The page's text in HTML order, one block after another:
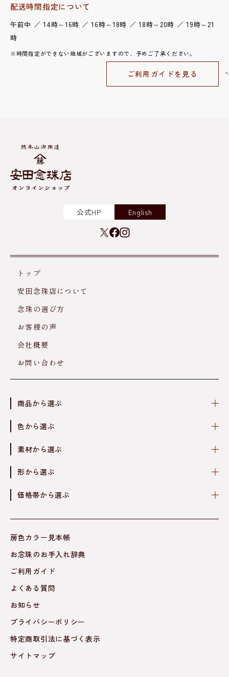
配送時間指定について
午前中 ／ 14時～16時 ／ 16時～18時 ／ 18時～20時 ／ 19時～21
時
※時間指定ができない地域がございますので、予めご了承ください。
ご利用ガイドを見る
公式HP English
トップ
安田念珠店について
念珠の選び方
お客様の声
会社概要
お問い合わせ
商品から選ぶ
色から選ぶ
素材から選ぶ
形から選ぶ
価格帯から選ぶ
房色カラー見本帳
お念珠のお手入れ辞典
ご利用ガイド
よくある質問
お知らせ
プライバシーポリシー
特定商取引法に基づく表示
サイトマップ